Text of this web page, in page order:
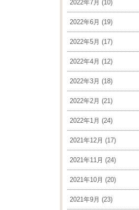
2022年7月 (10)
2022年6月 (19)
2022年5月 (17)
2022年4月 (12)
2022年3月 (18)
2022年2月 (21)
2022年1月 (24)
2021年12月 (17)
2021年11月 (24)
2021年10月 (20)
2021年9月 (23)